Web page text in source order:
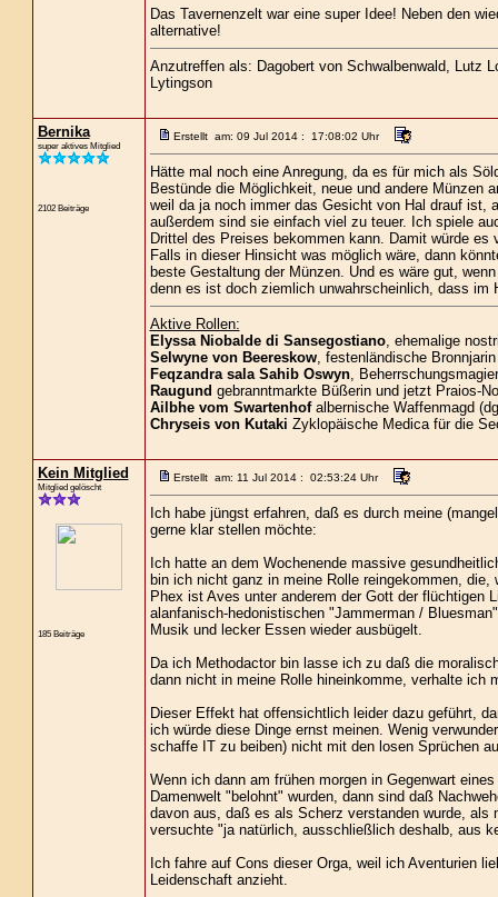
Das Tavernenzelt war eine super Idee! Neben den
alternative!
Anzutreffen als: Dagobert von Schwalbenwald, Lutz
Lytingson
Bernika
super aktives Mitglied
2102 Beiträge
Erstellt am: 09 Jul 2014 : 17:08:02 Uhr
Hätte mal noch eine Anregung, da es für mich als
Bestünde die Möglichkeit, neue und andere Münzen
weil da ja noch immer das Gesicht von Hal drauf ist,
außerdem sind sie einfach viel zu teuer. Ich spiele
Drittel des Preises bekommen kann. Damit würde
Falls in dieser Hinsicht was möglich wäre, dann
beste Gestaltung der Münzen. Und es wäre gut,
denn es ist doch ziemlich unwahrscheinlich, dass im
Aktive Rollen:
Elyssa Niobalde di Sansegostiano, ehemalige
Selwyne von Beereskow, festenländische
Feqzandra sala Sahib Oswyn,
Raugund gebranntmarkte Büßerin und jetzt Praios-
Ailbhe vom Swartenhofalbernische Waffenmagd
Chryseis von Kutaki Zyklopäische Medica für die
Kein Mitglied
Mitglied gelöscht
185 Beiträge
Erstellt am: 11 Jul 2014 : 02:53:24 Uhr
Ich habe jüngst erfahren, daß es durch meine
gerne klar stellen möchte:
Ich hatte an dem Wochenende massive
bin ich nicht ganz in meine Rolle reingekommen,
Phex ist Aves unter anderem der Gott der flüchtigen
alanfanisch-hedonistischen "Jammerman /
Musik und lecker Essen wieder ausbügelt.
Da ich Methodactor bin lasse ich zu daß die
dann nicht in meine Rolle hineinkomme, verhalte ich
Dieser Effekt hat offensichtlich leider dazu geführt,
ich würde diese Dinge ernst meinen. Wenig
schaffe IT zu beiben) nicht mit den losen Sprüchen
Wenn ich dann am frühen morgen in Gegenwart
Damenwelt "belohnt" wurden, dann sind daß
davon aus, daß es als Scherz verstanden wurde,
versuchte "ja natürlich, ausschließlich deshalb, aus
Ich fahre auf Cons dieser Orga, weil ich Aventurien
Leidenschaft anzieht.